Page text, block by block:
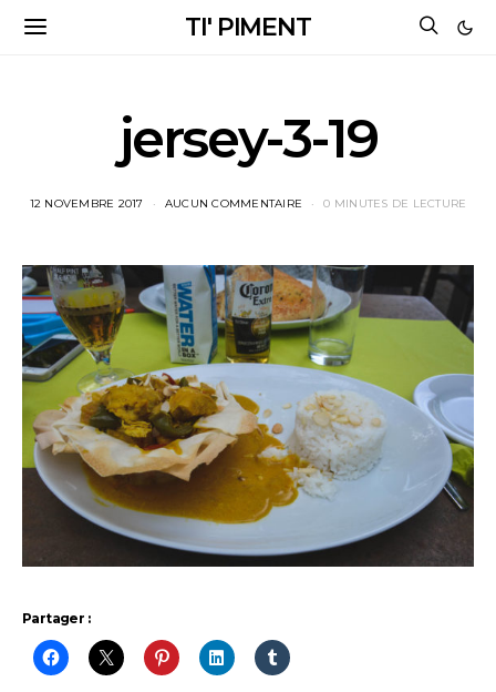
TI' PIMENT
jersey-3-19
12 NOVEMBRE 2017 AUCUN COMMENTAIRE 0 MINUTES DE LECTURE
Partager :